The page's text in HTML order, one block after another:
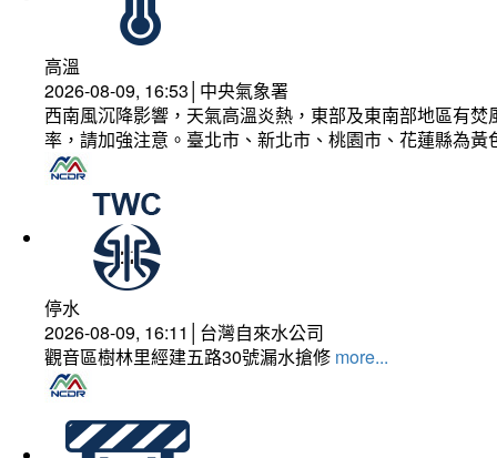
高溫
2026-08-09, 16:53│中央氣象署
西南風沉降影響，天氣高溫炎熱，東部及東南部地區有
率，請加強注意。臺北市、新北市、桃園市、花蓮縣為
停水
2026-08-09, 16:11│台灣自來水公司
觀音區樹林里經建五路30號漏水搶修 more...